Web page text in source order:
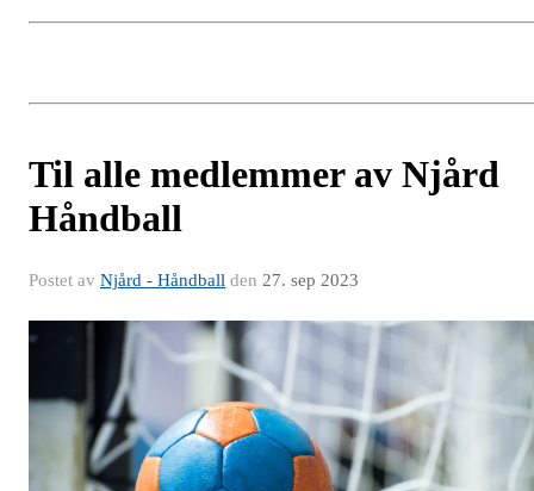
Til alle medlemmer av Njård
Håndball
Postet av Njård - Håndball den 27. sep 2023